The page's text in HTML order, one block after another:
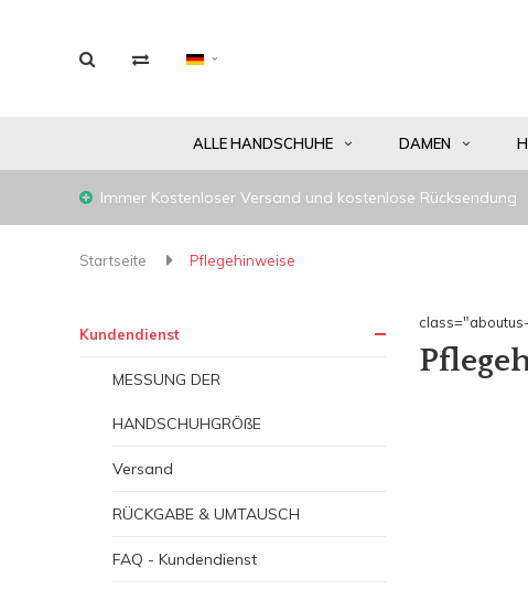
ALLE HANDSCHUHE DAMEN
Immer Kostenloser Versand und kostenlose Rücksendung
Startseite Pflegehinweise
Kundendienst
MESSUNG DER
HANDSCHUHGRÖßE
Versand
RÜCKGABE & UMTAUSCH
FAQ - Kundendienst